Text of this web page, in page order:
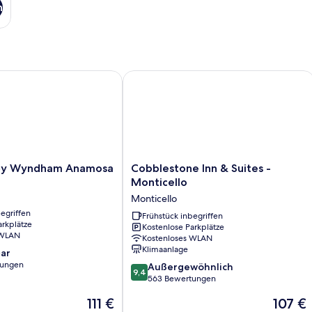
Wyndham Anamosa
Der
111 €
Anamosa
Cobblestone
Inn
Suites
-
Monticello
Monticello
Cobblestone Inn & Suites -
Monticello
Monticello
Frühstück inbegriffen
Kostenlose Parkplätze
Kostenloses WLAN
Klimaanlage
9.4
von
9,4 Außergewöhnlich
563 Bewertungen
Der
107 €
Cobblestone Inn & Suites -